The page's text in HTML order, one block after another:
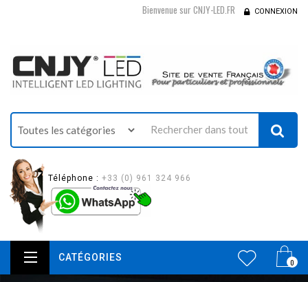
Bienvenue sur CNJY-LED.FR CONNEXION
Téléphone : +33 (0) 961 324 966
0
CATÉGORIES